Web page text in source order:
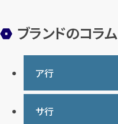
ブランドのコラム
ア行
IWC
サ行